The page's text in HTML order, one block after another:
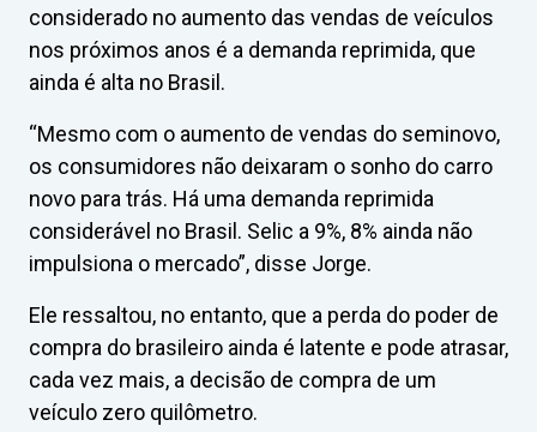
considerado no aumento das vendas de veículos
nos próximos anos é a demanda reprimida, que
ainda é alta no Brasil.
“Mesmo com o aumento de vendas do seminovo,
os consumidores não deixaram o sonho do carro
novo para trás. Há uma demanda reprimida
considerável no Brasil. Selic a 9%, 8% ainda não
impulsiona o mercado”, disse Jorge.
Ele ressaltou, no entanto, que a perda do poder de
compra do brasileiro ainda é latente e pode atrasar,
cada vez mais, a decisão de compra de um
veículo zero quilômetro.